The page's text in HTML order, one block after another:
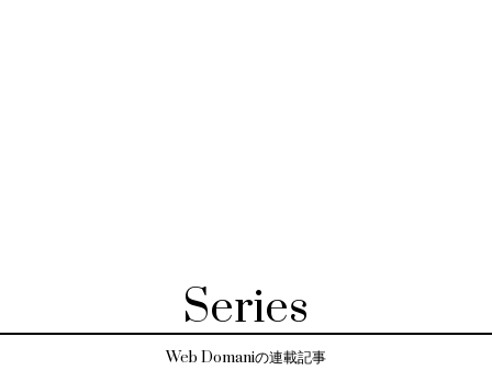
Series
Web Domaniの連載記事